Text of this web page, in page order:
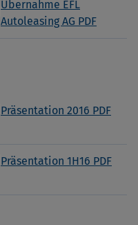
Übernahme EFL
Autoleasing AG PDF
Präsentation 2016 PDF
Präsentation 1H16 PDF